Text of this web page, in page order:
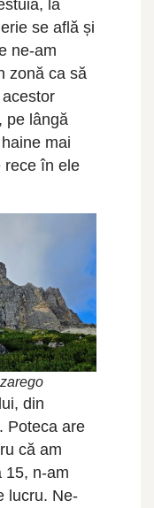
la
se află și
ne-am
zonă ca să
pe lângă
mai
rece în ele
din
Poteca are
că am
15, n-am
lucru. Ne-